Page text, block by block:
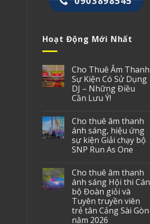
Hoạt Động Mới Nhất
Cho Thuê Âm Thanh
Sự Kiện Có Sử Dụng
DJ – Những Điều
Cần Lưu Ý!
Cho thuê âm thanh
ánh sáng, hiệu ứng
sự kiện Giải chạy bộ
SNP Run As One
Cho thuê âm thanh
ánh sáng Hội thi Cán
bộ Đoàn giỏi và
Tuyên truyền viên
trẻ tân Cảng Sài Gòn
năm 2026